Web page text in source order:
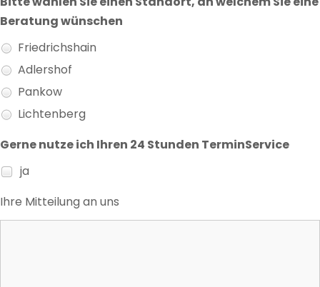
Beratung wünschen
Friedrichshain
Adlershof
Pankow
Lichtenberg
Gerne nutze ich Ihren 24 Stunden TerminService
ja
Ihre Mitteilung an uns